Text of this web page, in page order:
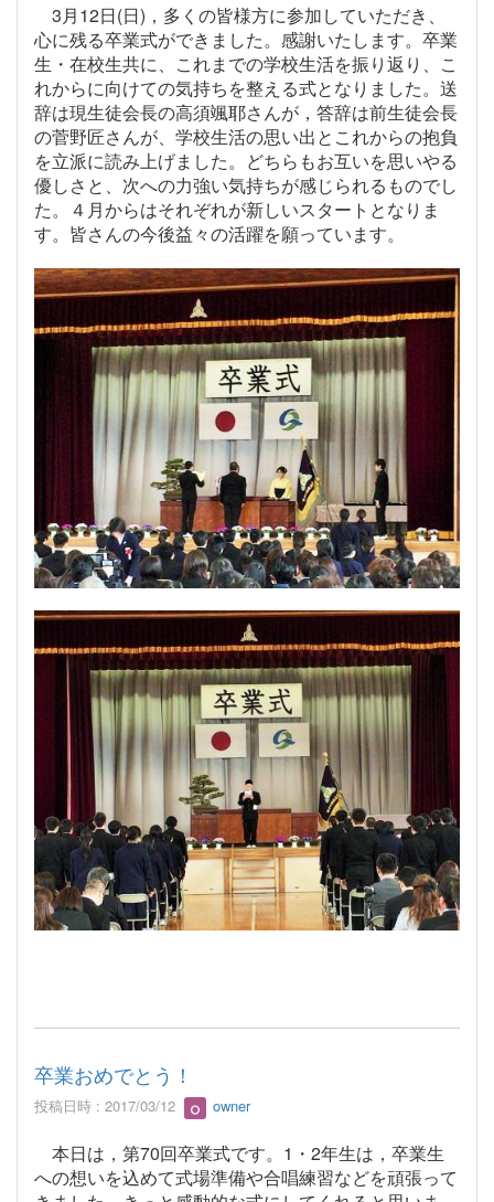
3月12日(日)，多くの皆様方に参加していただき、
心に残る卒業式ができました。感謝いたします。卒業
生・在校生共に、これまでの学校生活を振り返り、こ
れからに向けての気持ちを整える式となりました。送
辞は現生徒会長の高須颯耶さんが，答辞は前生徒会長
の菅野匠さんが、学校生活の思い出とこれからの抱負
を立派に読み上げました。どちらもお互いを思いやる
優しさと、次への力強い気持ちが感じられるものでし
た。４月からはそれぞれが新しいスタートとなりま
す。皆さんの今後益々の活躍を願っています。
卒業おめでとう！
投稿日時 : 2017/03/12 owner
本日は，第70回卒業式です。1・2年生は，卒業生
への想いを込めて式場準備や合唱練習などを頑張って